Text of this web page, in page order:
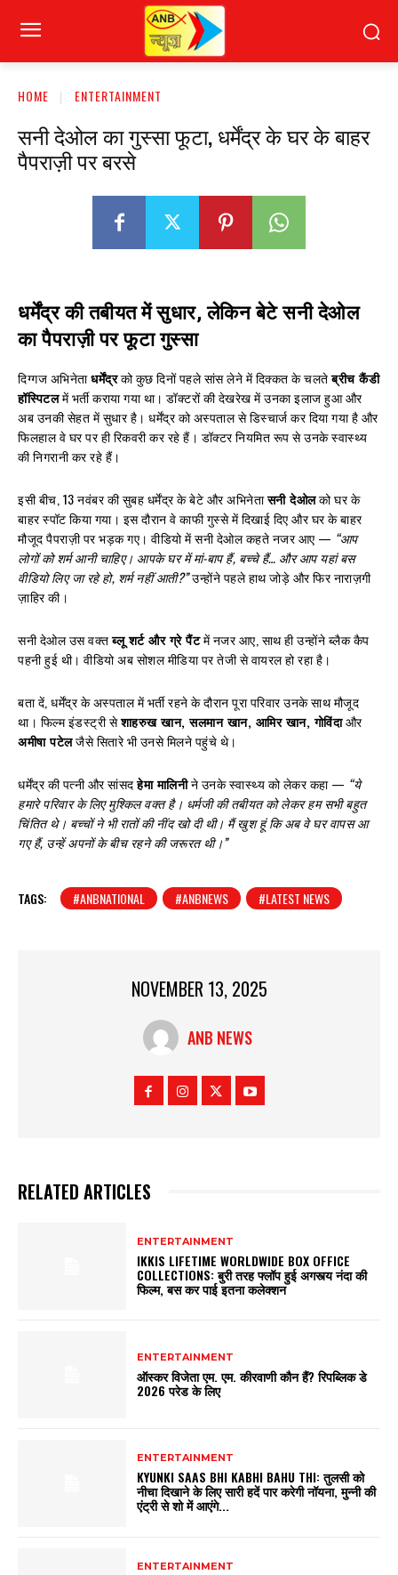
HOME ENTERTAINMENT
सनी देओल का गुस्सा फूटा, धर्मेंद्र के घर के बाहर
पैपराज़ी पर बरसे
धर्मेंद्र की तबीयत में सुधार, लेकिन बेटे सनी देओल
का पैपराज़ी पर फूटा गुस्सा
दिग्गज अभिनेताधर्मेंद्रको कुछ दिनों पहले सांस लेने में दिक्कत के चलतेब्रीच कैंडी
हॉस्पिटलमें भर्ती कराया गया था। डॉक्टरों की देखरेख में उनका इलाज हुआ और
अब उनकी सेहत में सुधार है। धर्मेंद्र को अस्पताल से डिस्चार्ज कर दिया गया है और
फिलहाल वे घर पर ही रिकवरी कर रहे हैं। डॉक्टर नियमित रूप से उनके स्वास्थ्य
की निगरानी कर रहे हैं।
इसी बीच, 13 नवंबर की सुबह धर्मेंद्र के बेटे और अभिनेतासनी देओलको घर के
बाहर स्पॉट किया गया। इस दौरान वे काफी गुस्से में दिखाई दिए और घर के बाहर
मौजूद पैपराज़ी पर भड़क गए। वीडियो में सनी देओल कहते नजर आए — “आप
लोगों को शर्म आनी चाहिए। आपके घर में मां-बाप हैं, बच्चे हैं… और आप यहां बस
वीडियो लिए जा रहे हो, शर्म नहीं आती?”उन्होंने पहले हाथ जोड़े और फिर नाराज़गी
ज़ाहिर की।
सनी देओल उस वक्तब्लू शर्ट और ग्रे पैंटमें नजर आए, साथ ही उन्होंने ब्लैक कैप
पहनी हुई थी। वीडियो अब सोशल मीडिया पर तेजी से वायरल हो रहा है।
बता दें, धर्मेंद्र के अस्पताल में भर्ती रहने के दौरान पूरा परिवार उनके साथ मौजूद
था। फिल्म इंडस्ट्री सेशाहरुख खान, सलमान खान, आमिर खान, गोविंदाऔर
अमीषा पटेलजैसे सितारे भी उनसे मिलने पहुंचे थे।
धर्मेंद्र की पत्नी और सांसदहेमा मालिनीने उनके स्वास्थ्य को लेकर कहा — “ये
हमारे परिवार के लिए मुश्किल वक्त है। धर्मजी की तबीयत को लेकर हम सभी बहुत
चिंतित थे। बच्चों ने भी रातों की नींद खो दी थी। मैं खुश हूं कि अब वे घर वापस आ
गए हैं, उन्हें अपनों के बीच रहने की जरूरत थी।”
TAGS: #ANBNATIONAL #ANBNEWS #LATEST NEWS
NOVEMBER 13, 2025
ANB NEWS
RELATED ARTICLES
ENTERTAINMENT
IKKIS LIFETIME WORLDWIDE BOX OFFICE
COLLECTIONS: बुरी तरह फ्लॉप हुई अगस्त्य नंदा की
फिल्म, बस कर पाई इतना कलेक्शन
ENTERTAINMENT
ऑस्कर विजेता एम. एम. कीरवाणी कौन हैं? रिपब्लिक डे
2026 परेड के लिए
ENTERTAINMENT
KYUNKI SAAS BHI KABHI BAHU THI: तुलसी को
नीचा दिखाने के लिए सारी हदें पार करेगी नॉयना, मुन्नी की
एंट्री से शो में आएंगे...
ENTERTAINMENT